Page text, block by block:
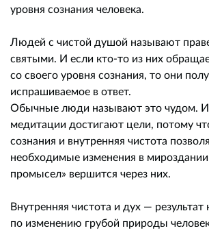
уровня сознания человека.
Людей с чистой душой называют
святыми. И если кто-то из них
со своего уровня сознания, то они
испрашиваемое в ответ.
Обычные люди называют это чудом.
медитации достигают цели, потому
сознания и внутренняя чистота
необходимые изменения в
промысел» вершится через них.
Внутренняя чистота и дух — результат
по изменению грубой природы